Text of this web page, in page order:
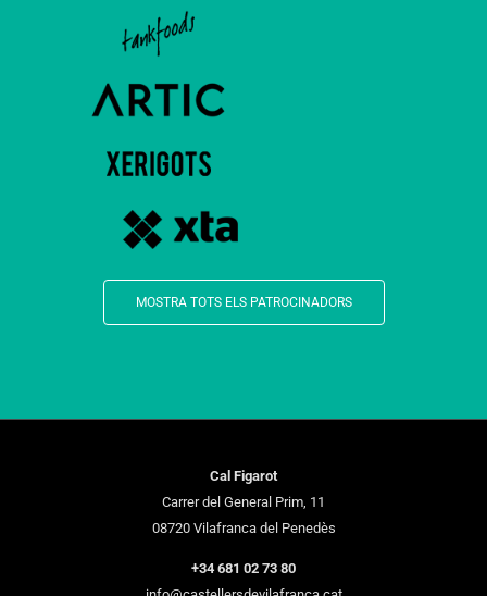
MOSTRA TOTS ELS PATROCINADORS
Cal Figarot
Carrer del General Prim, 11
08720 Vilafranca del Penedès
+34 681 02 73 80